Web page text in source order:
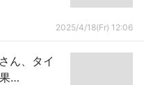
2025/4/18(Fr) 12:06
ん、タイ
…